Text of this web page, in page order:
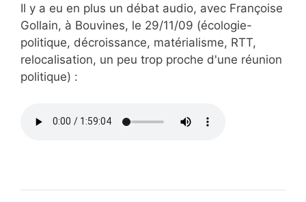
Il y a eu en plus un débat audio, avec Françoise
Gollain, à Bouvines, le 29/11/09 (écologie-
politique, décroissance, matérialisme, RTT,
relocalisation, un peu trop proche d'une réunion
politique) :